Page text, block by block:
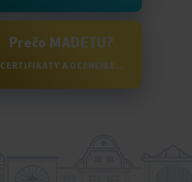
Prečo MADETU?
CERTIFIKÁTY A OCENENIE...